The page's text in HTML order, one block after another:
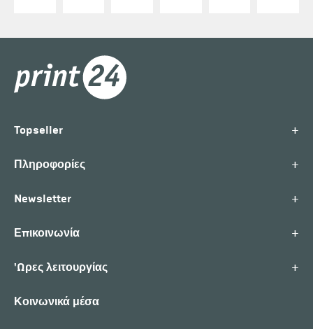
Topseller +
Πληροφορίες +
Newsletter +
Επικοινωνία +
'Ωρες λειτουργίας +
Κοινωνικά μέσα